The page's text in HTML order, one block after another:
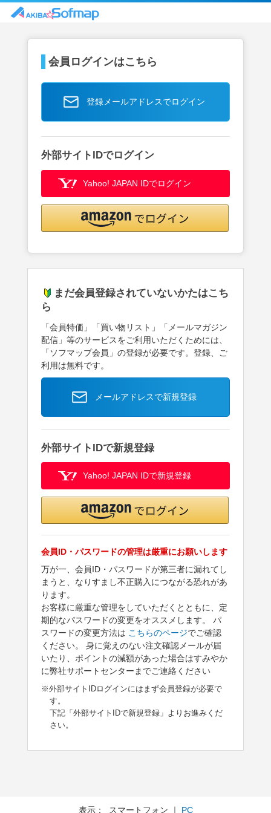
会員ログインはこちら
登録メールアドレスでログイン
外部サイトIDでログイン
Yahoo! JAPAN IDでログイン
まだ会員登録されていないかたはこち
ら
「会員特価」「買い物リスト」「メールマガジン
配信」等のサービスをご利用いただくためには、
「ソフマップ会員」の登録が必要です。登録、ご
利用は無料です。
メールアドレスで新規登録
外部サイトIDで新規登録
Yahoo! JAPAN IDで新規登録
会員ID・パスワードの管理は厳重にお願いします
万が一、会員ID・パスワードが第三者に漏れてし
まうと、なりすまし不正購入につながる恐れがあ
ります。
お客様に厳重な管理をしていただくとともに、定
期的なパスワードの変更をオススメします。 パ
スワードの変更方法は こちらのページでご確認
ください。 身に覚えのない注文確認メールが届
いたり、ポイントの減額があった場合はすみやか
に弊社サポートセンターまでご連絡ください
※外部サイトIDログインにはまず会員登録が必要で
す。
下記「外部サイトIDで新規登録」よりお進みくだ
さい。
表示： スマートフォン ｜ PC